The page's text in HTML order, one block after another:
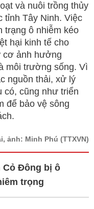
và nuôi trồng thủy
tỉnh Tây Ninh. Việc
trạng ô nhiễm kéo
hại kinh tế cho
cơ ảnh hưởng
môi trường sống. Vì
nguồn thải, xử lý
có, cũng như triển
để bảo vệ sông
ảnh: Minh Phú (TTXVN)
Cỏ Đông bị ô
trọng